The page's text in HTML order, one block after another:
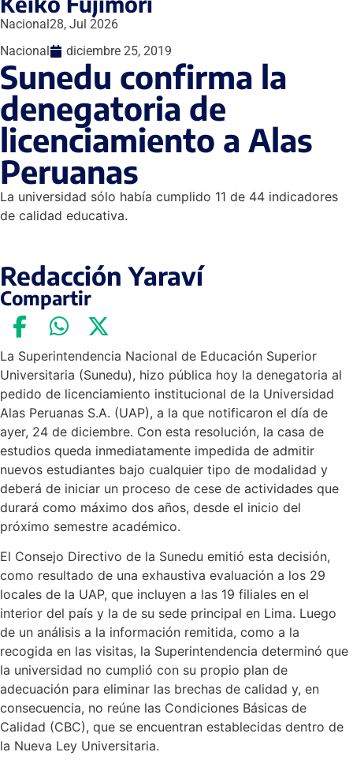
Nacional28, Jul 2026
Nacional
diciembre 25, 2019
Sunedu confirma la
denegatoria de
licenciamiento a Alas
Peruanas
La universidad sólo había cumplido 11 de 44 indicadores
de calidad educativa.
Redacción Yaraví
Compartir
La Superintendencia Nacional de Educación Superior
Universitaria (Sunedu), hizo pública hoy la denegatoria al
pedido de licenciamiento institucional de la Universidad
Alas Peruanas S.A. (UAP), a la que notificaron el día de
ayer, 24 de diciembre. Con esta resolución, la casa de
estudios queda inmediatamente impedida de admitir
nuevos estudiantes bajo cualquier tipo de modalidad y
deberá de iniciar un proceso de cese de actividades que
durará como máximo dos años, desde el inicio del
próximo semestre académico.
El Consejo Directivo de la Sunedu emitió esta decisión,
como resultado de una exhaustiva evaluación a los 29
locales de la UAP, que incluyen a las 19 filiales en el
interior del país y la de su sede principal en Lima. Luego
de un análisis a la información remitida, como a la
recogida en las visitas, la Superintendencia determinó que
la universidad no cumplió con su propio plan de
adecuación para eliminar las brechas de calidad y, en
consecuencia, no reúne las Condiciones Básicas de
Calidad (CBC), que se encuentran establecidas dentro de
la Nueva Ley Universitaria.